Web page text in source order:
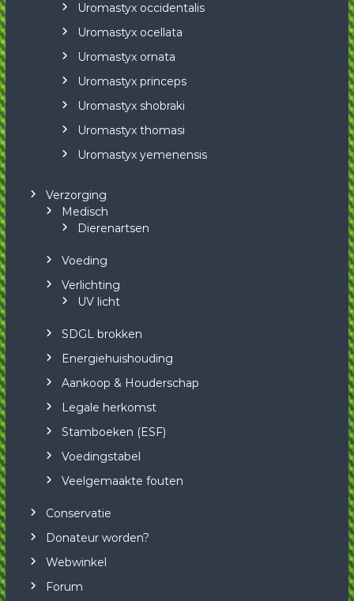
Uromastyx occidentalis
Uromastyx ocellata
Uromastyx ornata
Uromastyx princeps
Uromastyx shobraki
Uromastyx thomasi
Uromastyx yemenensis
Verzorging
Medisch
Dierenartsen
Voeding
Verlichting
UV licht
SDGL brokken
Energiehuishouding
Aankoop & Houderschap
Legale herkomst
Stamboeken (ESF)
Voedingstabel
Veelgemaakte fouten
Conservatie
Donateur worden?
Webwinkel
Forum